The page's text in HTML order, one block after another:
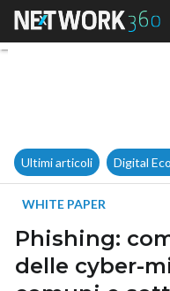
Ultimi articoli Digital
WHITE PAPER
Phishing:
delle cyber-